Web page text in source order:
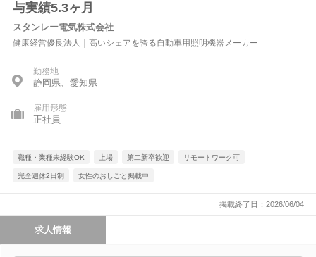
与実績5.3ヶ月
スタンレー電気株式会社
健康経営優良法人｜高いシェアを誇る自動車用照明機器メーカー
勤務地
静岡県、愛知県
雇用形態
正社員
職種・業種未経験OK 上場 第二新卒歓迎 リモートワーク可
完全週休2日制 女性のおしごと掲載中
掲載終了日：2026/06/04
求人情報